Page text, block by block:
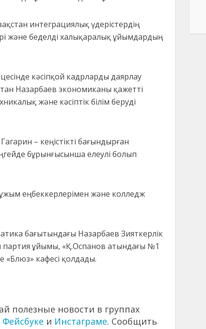
интеграциялық үдерістердің
және беделді халықаралық ұйымдардың
кәсіпқой кадрларды даярлау
Назарбаев экономиканы қажетті
және кәсіптік білім беруді
– кеңістікті бағындырған
бұрынғысынша елеулі болып
ұжым еңбеккерлерімен және колледж
бағытындағы Назарбаев Зияткерлік
партия ұйымы, «Қ.Оспанов атындағы №1
кафесі қолдады.
полезные новости в группах
Фейсбуке и Инстаграме. Сообщить